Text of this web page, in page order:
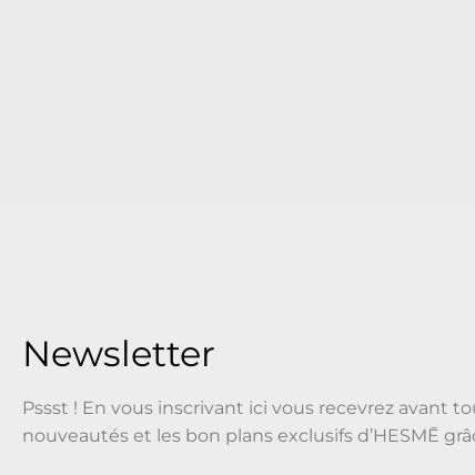
Newsletter
Pssst ! En vous inscrivant ici vous recevrez avant
nouveautés et les bon plans exclusifs d’HESMĒ